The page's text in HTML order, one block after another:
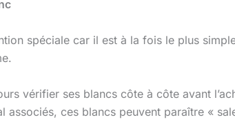
spéciale car il est à la fois le plus
vérifier ses blancs côte à côte avant
associés, ces blancs peuvent paraître «